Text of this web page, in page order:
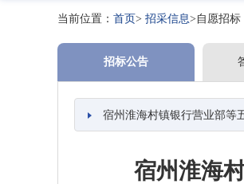
当前位置： 首页> 招采信息>自愿招标
招标公告
宿州淮海村镇银行营业部等
宿州淮海